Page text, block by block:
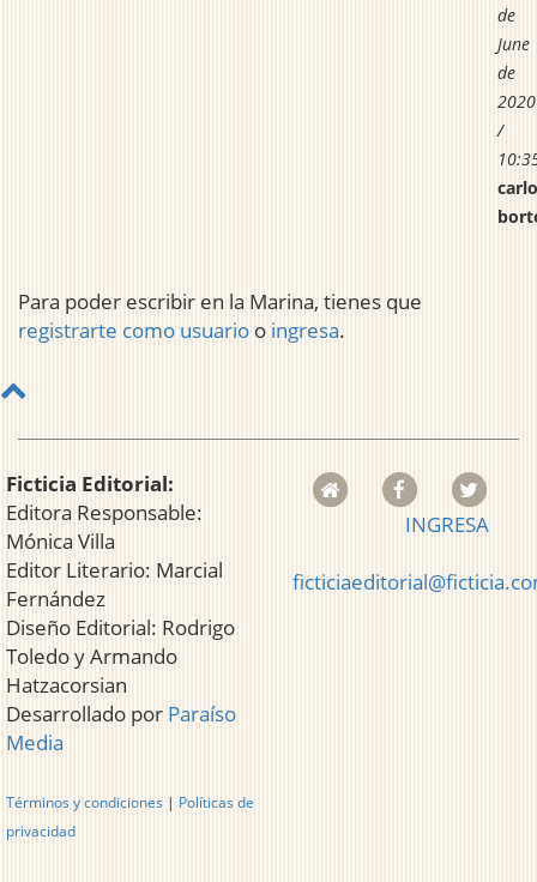
de
June
de
2020
/
Para poder escribir en la Marina, tienes que
registrarte como usuario o ingresa.
Ficticia Editorial:
Editora Responsable:
Mónica Villa
Editor Literario: Marcial
Fernández
Diseño Editorial: Rodrigo
Toledo y Armando
Hatzacorsian
Desarrollado por Paraíso
Media
Términos y condiciones | Políticas de
privacidad
INGRESA